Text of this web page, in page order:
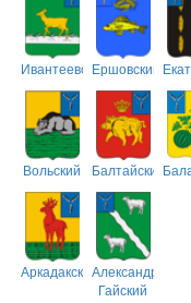
ИвантеевскийЕршовский
Вольский Балтайский
АркадакскийАлександрово-
Гайский